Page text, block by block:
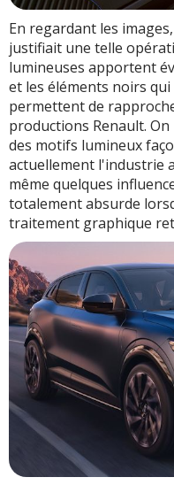
En regardant les
justifiait une telle
lumineuses apportent
et les éléments noirs
permettent de
productions Renault.
des motifs lumineux
actuellement l'industrie
même quelques
totalement absurde
traitement graphique